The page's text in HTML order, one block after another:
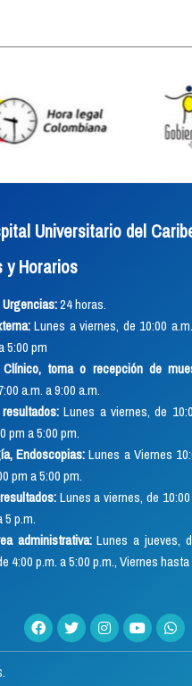
Universitario del
y Horarios
24 horas.
Lunes a viernes, de 10:00
5:00 pm
Clínico, toma o recepción de
a.m. a 9:00 a.m.
Lunes a viernes, de
pm a 5:00 pm.
Endoscopias:Lunes a Viernes
pm a 5:00 pm.
Lunes a viernes, de
5 p.m.
administrativa:Lunes a jueves,
4:00 p.m. a 5:00 p.m., Viernes